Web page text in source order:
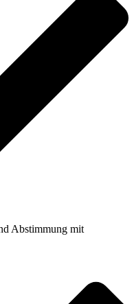
Abstimmung mit